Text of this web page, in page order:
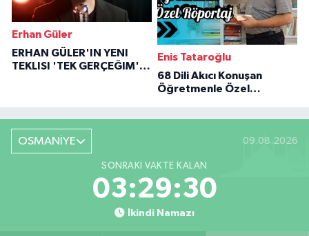
Erhan Güler
ERHAN GÜLER'IN YENI
TEKLISI 'TEK GERÇEĞIM'LE
Enis Tataroğlu
68 Dili Akıcı Konuşan
Öğretmenle Özel
OSMANİYE 09.08.2026
SONRAKI VAKTE KALAN
03:29:28
İkindi Namazı